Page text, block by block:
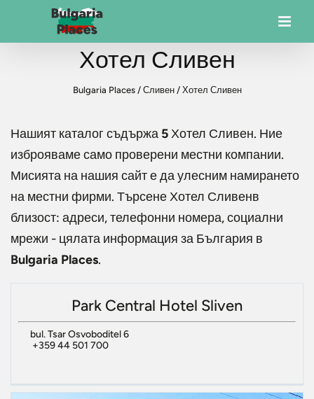
Хотел Сливен
Bulgaria Places/ Сливен/ Хотел Сливен
Нашият каталог съдържа 5Хотел Сливен. Ние
изброяваме само проверени местни компании.
Мисията на нашия сайт е да улесним намирането
на местни фирми. ТърсенеХотел Сливенв
близост: адреси, телефонни номера, социални
мрежи - цялата информация за България в
Bulgaria Places.
Park Central Hotel Sliven
bul. Tsar Osvoboditel 6
+359 44 501 700